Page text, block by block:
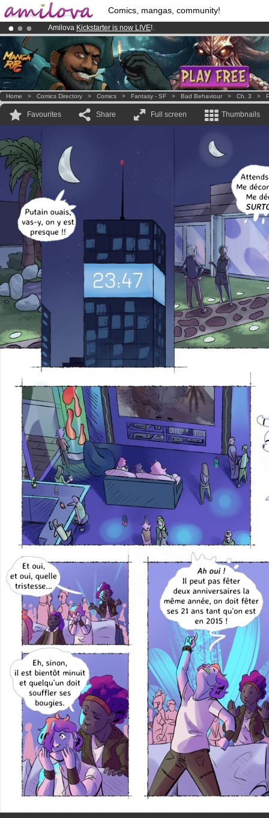
Comics, mangas, community!
Amilova Kickstarter is now LIVE!.
Premium membership from3.95 eurosper month !Get membership
Already 100000 membersand 1000 comics & mangas!.
Home > Comics Directory > Comics > Fantasy - SF > Bad Behaviour > Ch. 3 >
Favourites Share Full screen Thumbnails